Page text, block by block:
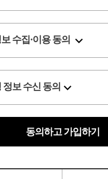
수집·이용 동의
보 수신 동의
동의하고 가입하기